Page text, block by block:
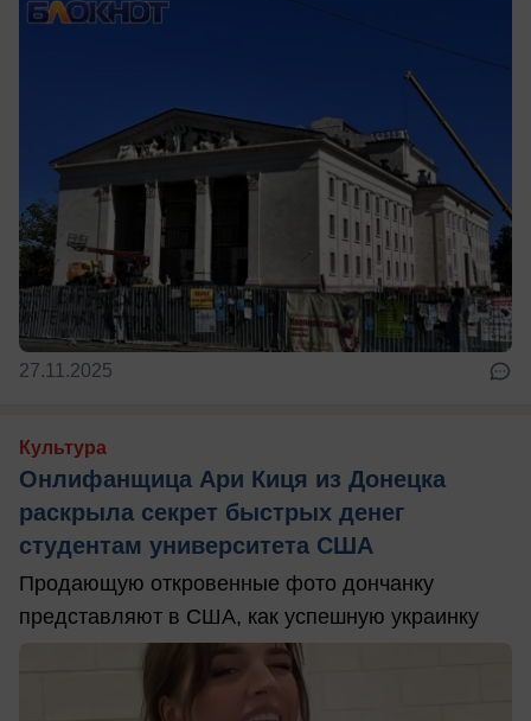
27.11.2025
Культура
Онлифанщица Ари Киця из Донецка
раскрыла секрет быстрых денег
студентам университета США
Продающую откровенные фото дончанку
представляют в США, как успешную украинку